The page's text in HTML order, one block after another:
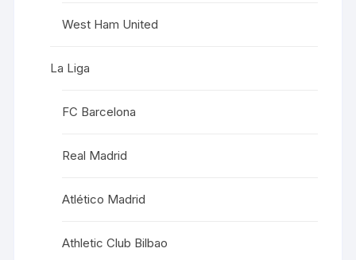
West Ham United
La Liga
FC Barcelona
Real Madrid
Atlético Madrid
Athletic Club Bilbao